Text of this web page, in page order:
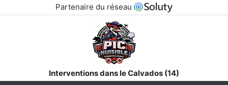
Partenaire du réseau
Interventions dans le Calvados (14)